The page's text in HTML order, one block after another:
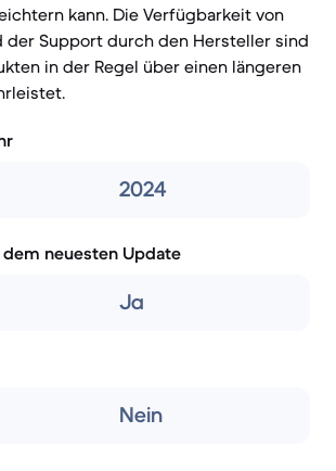
kann. Die Verfügbarkeit von
der Support durch den Hersteller sind
in der Regel über einen längeren
2024
neuesten Update
Ja
Nein